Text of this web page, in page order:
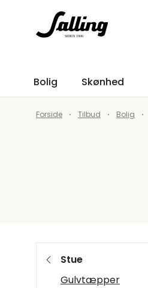
Bolig Skønhed
Forside Tilbud Bolig
Stue
Gulvtæpper